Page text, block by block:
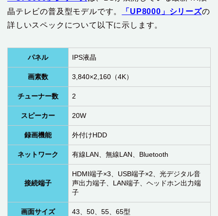
晶テレビの普及型モデルです。
「UP8000」シリーズの
詳しいスペックについて以下に示します。
パネル IPS液晶
画素数 3,840×2,160（4K）
チューナー数 2
スピーカー 20W
録画機能 外付けHDD
ネットワーク 有線LAN、無線LAN、Bluetooth
接続端子
HDMI端子×3、USB端子×2、光デジタル音
声出力端子、LAN端子、ヘッドホン出力端
子
画面サイズ 43、50、55、65型